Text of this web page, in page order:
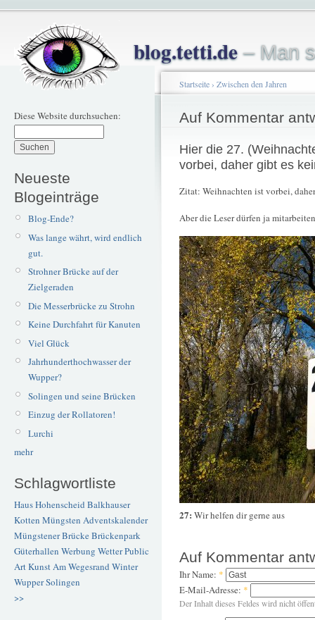
blog.tetti.de– Man
Diese Website durchsuchen:
Neueste
Blogeinträge
Blog-Ende?
Was lange währt, wird endlich
gut.
Strohner Brücke auf der
Zielgeraden
Die Messerbrücke zu Strohn
Keine Durchfahrt für Kanuten
Viel Glück
Jahrhunderthochwasser der
Wupper?
Solingen und seine Brücken
Einzug der Rollatoren!
Lurchi
mehr
Schlagwortliste
Haus Hohenscheid Balkhauser
Kotten Müngsten Adventskalender
Müngstener BrückeBrückenpark
Güterhallen Werbung WetterPublic
ArtKunstAm Wegesrand Winter
WupperSolingen
>>
Startseite› Zwischen den Jahren
Auf Kommentar
Hier die 27.
vorbei, daher gibt es
Zitat: Weihnachten ist vorbei,
Aber die Leser dürfen ja
27: Wir helfen dir gerne aus
Auf Kommentar
Ihr Name: *
E-Mail-Adresse: *
Der Inhalt dieses Feldes wird nicht